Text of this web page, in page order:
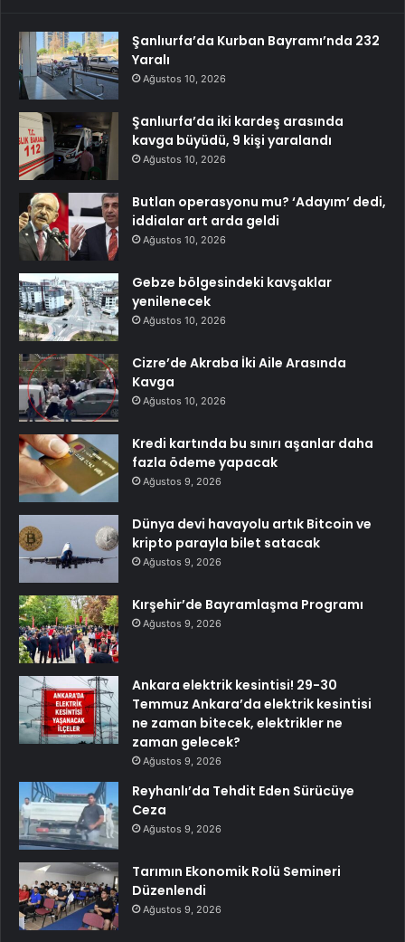
Şanlıurfa’da Kurban Bayramı’nda 232
Yaralı
Ağustos 10, 2026
Şanlıurfa’da iki kardeş arasında
kavga büyüdü, 9 kişi yaralandı
Ağustos 10, 2026
Butlan operasyonu mu? ‘Adayım’ dedi,
iddialar art arda geldi
Ağustos 10, 2026
Gebze bölgesindeki kavşaklar
yenilenecek
Ağustos 10, 2026
Cizre’de Akraba İki Aile Arasında
Kavga
Ağustos 10, 2026
Kredi kartında bu sınırı aşanlar daha
fazla ödeme yapacak
Ağustos 9, 2026
Dünya devi havayolu artık Bitcoin ve
kripto parayla bilet satacak
Ağustos 9, 2026
Kırşehir’de Bayramlaşma Programı
Ağustos 9, 2026
Ankara elektrik kesintisi! 29-30
Temmuz Ankara’da elektrik kesintisi
ne zaman bitecek, elektrikler ne
zaman gelecek?
Ağustos 9, 2026
Reyhanlı’da Tehdit Eden Sürücüye
Ceza
Ağustos 9, 2026
Tarımın Ekonomik Rolü Semineri
Düzenlendi
Ağustos 9, 2026